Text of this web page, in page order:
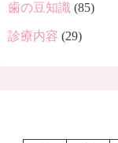
歯の豆知識 (85)
診療内容 (29)